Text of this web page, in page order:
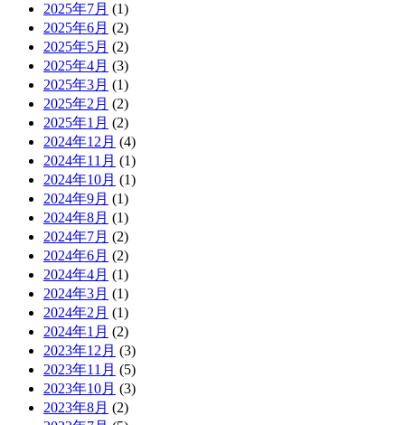
2025年7月 (1)
2025年6月 (2)
2025年5月 (2)
2025年4月 (3)
2025年3月 (1)
2025年2月 (2)
2025年1月 (2)
2024年12月 (4)
2024年11月 (1)
2024年10月 (1)
2024年9月 (1)
2024年8月 (1)
2024年7月 (2)
2024年6月 (2)
2024年4月 (1)
2024年3月 (1)
2024年2月 (1)
2024年1月 (2)
2023年12月 (3)
2023年11月 (5)
2023年10月 (3)
2023年8月 (2)